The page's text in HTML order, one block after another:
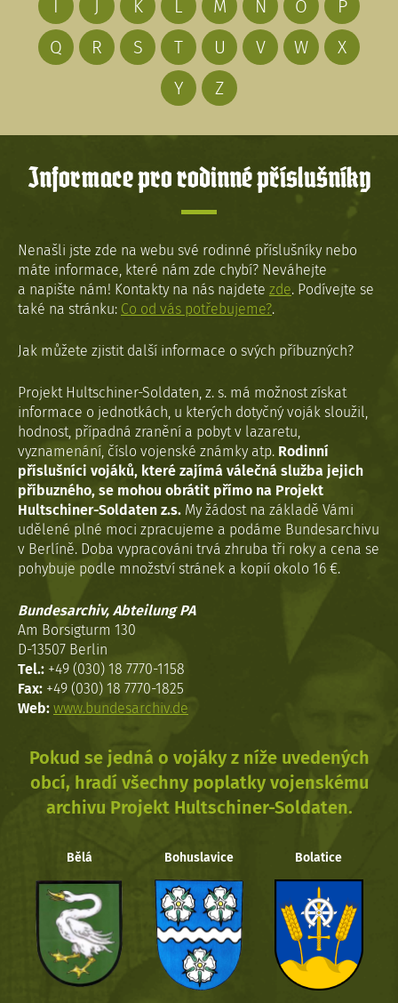
I
J K L M N O
P
Q
R S T U V W
X
Y
Z
Informace pro rodinné příslušníky
Nenašli jste zde na webu své rodinné příslušníky nebo
máte informace, které nám zde chybí? Neváhejte
a napište nám! Kontakty na nás najdete zde. Podívejte se
také na stránku: Co od vás potřebujeme?.
Jak můžete zjistit další informace o svých příbuzných?
Projekt Hultschiner-Soldaten, z. s. má možnost získat
informace o jednotkách, u kterých dotyčný voják sloužil,
hodnost, případná zranění a pobyt v lazaretu,
vyznamenání, číslo vojenské známky atp. Rodinní
příslušníci vojáků, které zajímá válečná služba jejich
příbuzného, se mohou obrátit přímo na Projekt
Hultschiner-Soldaten z.s. My žádost na základě Vámi
udělené plné moci zpracujeme a podáme Bundesarchivu
v Berlíně. Doba vypracováni trvá zhruba tři roky a cena se
pohybuje podle množství stránek a kopií okolo 16 €.
Bundesarchiv, Abteilung PA
Am Borsigturm 130
D-13507 Berlin
Tel.: +49 (030) 18 7770-1158
Fax: +49 (030) 18 7770-1825
Web: www.bundesarchiv.de
Pokud se jedná o vojáky z níže uvedených
obcí, hradí všechny poplatky vojenskému
archivu Projekt Hultschiner-Soldaten.
Bělá Bohuslavice Bolatice